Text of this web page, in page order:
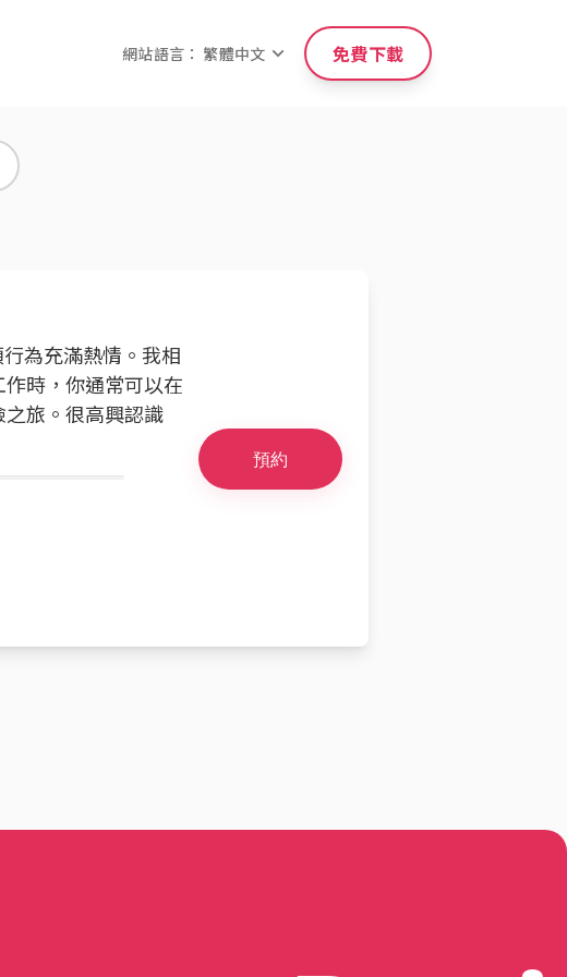
網站語言： 繁體中文 免費下載
為充滿熱情。我相
時，你通常可以在
旅。很高興認識
預約